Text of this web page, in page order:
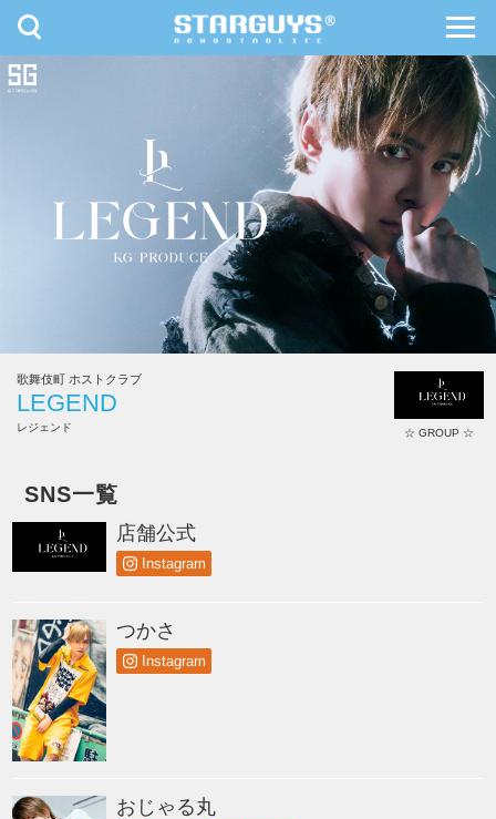
九州・沖縄
toggle
navigation
歌舞伎町 ホストクラブ
LEGEND
レジェンド ☆ GROUP ☆
SNS一覧
店舗公式
Instagram
つかさ
Instagram
おじゃる丸